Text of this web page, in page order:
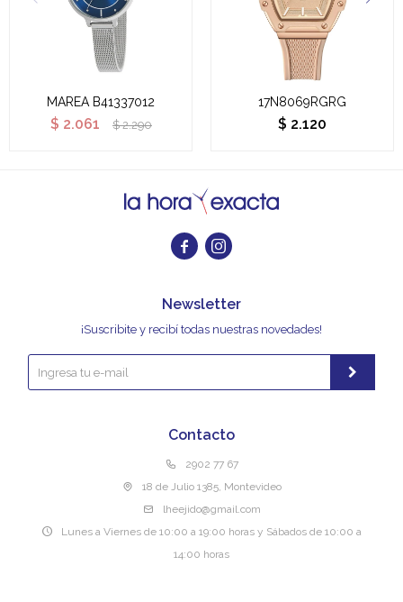
MAREA B41337012
$ 2.061 $ 2.290
17N8069RGRG
$ 2.120
 
Contacto
2902 77 67
18 de Julio 1385, Montevideo
lheejido@gmail.com
Lunes a Viernes de 10:00 a 19:00 horas y Sábados de 10:00 a
14:00 horas
Newsletter
¡Suscribite y recibí todas nuestras novedades!